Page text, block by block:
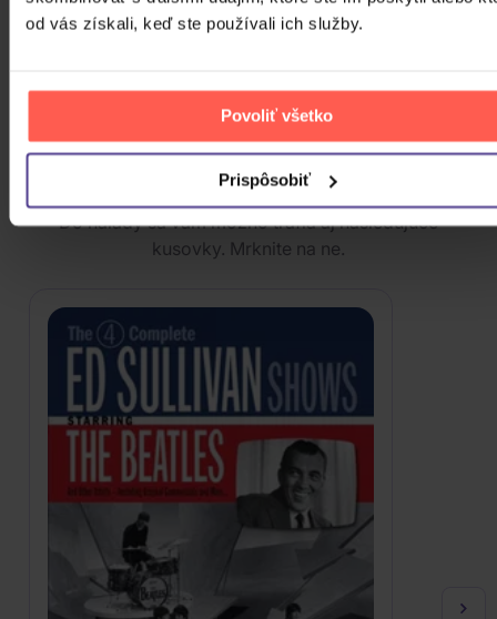
od vás získali, keď ste používali ich služby.
Povoliť všetko
Prispôsobiť
ZOBRAZIT VŠECHNY
VIAC OD THE BEATLES
Do nálady sa vám možno trafia aj nasledujúce
kusovky. Mrknite na ne.